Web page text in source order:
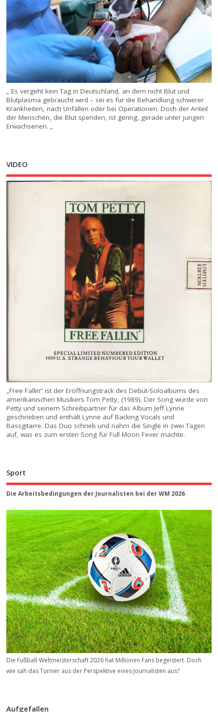
„ Es vergeht kein Tag in Deutschland, an dem nicht Blut und
Blutplasma gebraucht wird – sei es für die Behandlung schwerer
Krankheiten, nach Unfällen oder bei Operationen. Doch der Anteil
der Menschen, die Blut spenden, ist gering, gerade unter jungen
Erwachsenen. „
VIDEO
„Free Fallin“ ist der Eröffnungstrack des Debüt-Soloalbums des
amerikanischen Musikers Tom Petty, (1989). Der Song wurde von
Petty und seinem Schreibpartner für das Album Jeff Lynne
geschrieben und enthält Lynne auf Backing Vocals und
Bassgitarre. Das Duo schrieb und nahm die Single in zwei Tagen
auf, was es zum ersten Song für Full Moon Fever machte.
Sport
Die Arbeitsbedingungen der Journalisten bei der WM 2026
Die Fußball-Weltmeisterschaft 2026 hat Millionen Fans begeistert. Doch
wie sah das Turnier aus der Perspektive eines Journalisten aus?
Aufgefallen